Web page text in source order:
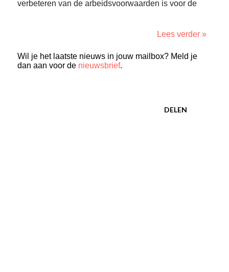
verbeteren van de arbeidsvoorwaarden is voor de
Lees verder »
Wil je het laatste nieuws in jouw mailbox? Meld je
dan aan voor de nieuwsbrief.
DELEN